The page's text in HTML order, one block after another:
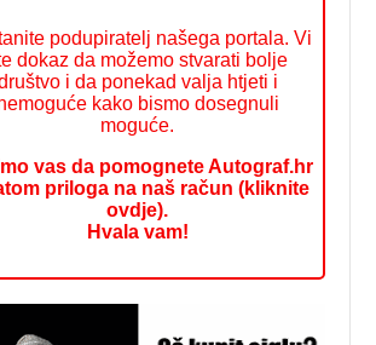
podupiratelj našega portala. Vi
dokaz da možemo stvarati bolje
i da ponekad valja htjeti i
kako bismo dosegnuli
moguće.
vas da pomognete Autograf.hr
priloga na naš račun (kliknite
ovdje).
Hvala vam!